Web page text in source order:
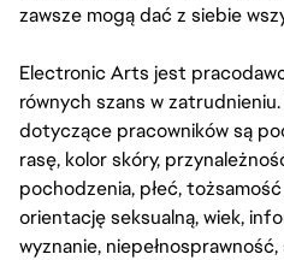
zawsze mogą dać z siebie
Electronic Arts jest
równych szans w
dotyczące pracowników są
rasę, kolor skóry,
pochodzenia, płeć,
orientację seksualną, wiek,
wyznanie,